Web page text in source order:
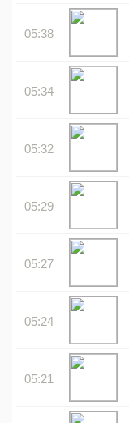
05:38
05:34
05:32
05:29
05:27
05:24
05:21